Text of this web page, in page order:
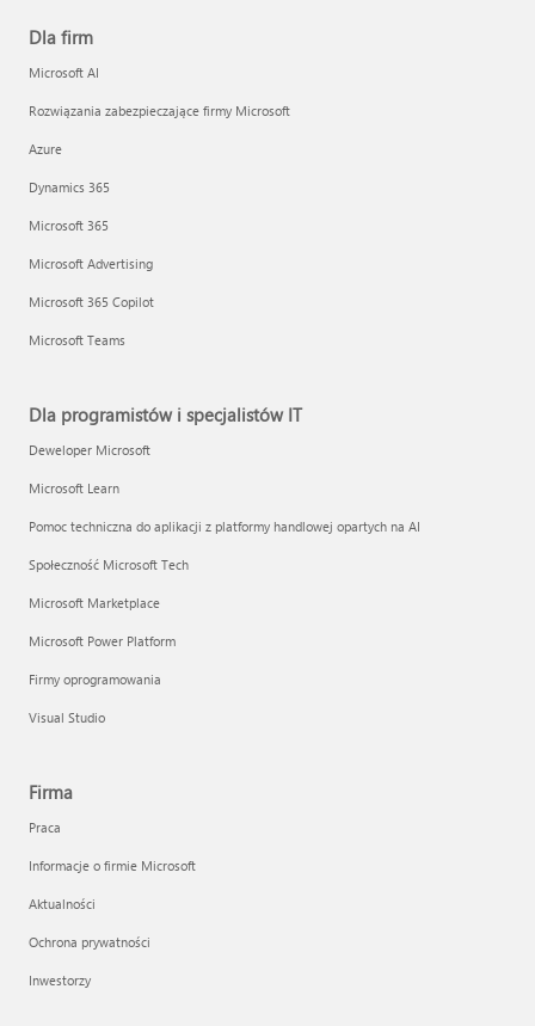
Dla firm
Microsoft AI
Rozwiązania zabezpieczające firmy Microsoft
Azure
Dynamics 365
Microsoft 365
Microsoft Advertising
Microsoft 365 Copilot
Microsoft Teams
Dla programistów i specjalistów IT
Deweloper Microsoft
Microsoft Learn
Pomoc techniczna do aplikacji z platformy handlowej opartych na AI
Społeczność Microsoft Tech
Microsoft Marketplace
Microsoft Power Platform
Firmy oprogramowania
Visual Studio
Firma
Praca
Informacje o firmie Microsoft
Aktualności
Ochrona prywatności
Inwestorzy